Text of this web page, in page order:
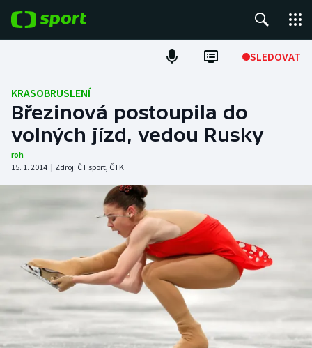
SLEDOVAT
Fotbal
Hokej
Atletika
Cyklistika
DALŠÍ SPORTY
Americký fotbal
Baseball a softbal
NEPŘEHLÉDNĚTE
Soutěže
KRASOBRUSLENÍ
Březinová postoupila do
volných jízd, vedou Rusky
roh
15. 1. 2014 | Zdroj: ČT sport, ČTK